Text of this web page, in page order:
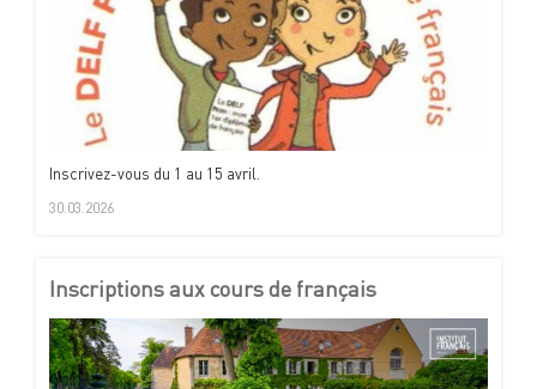
Inscrivez-vous du 1 au 15 avril.
30.03.2026
Inscriptions aux cours de français